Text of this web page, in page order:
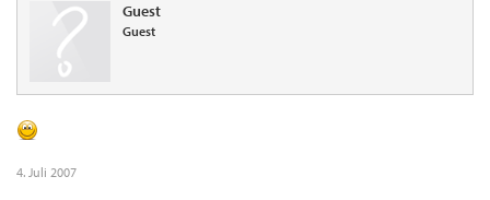
Guest
Guest
4. Juli 2007